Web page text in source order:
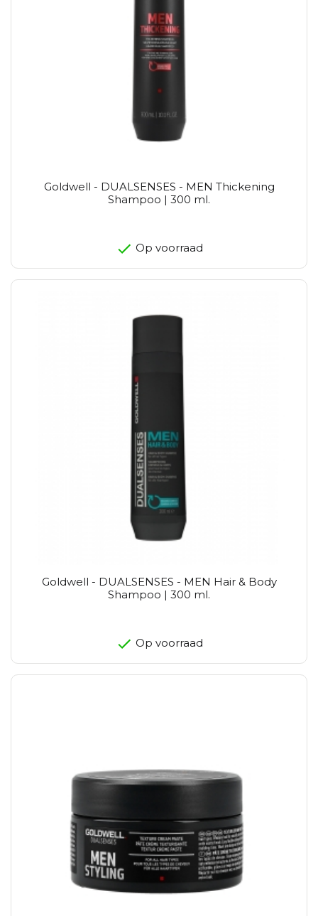
Goldwell - DUALSENSES - MEN Thickening
Shampoo | 300 ml.
Op voorraad
Goldwell - DUALSENSES - MEN Hair & Body
Shampoo | 300 ml.
Op voorraad